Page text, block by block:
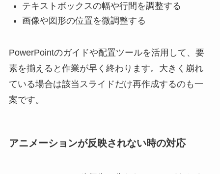
テキストボックスの幅や行間を調整する
画像や図形の位置を微調整する
PowerPointのガイドや配置ツールを活用して、要
素を揃えると作業が早く終わります。大きく崩れ
ている場合は該当スライドだけ再作成するのも一
案です。
アニメーションが反映されない時の対応